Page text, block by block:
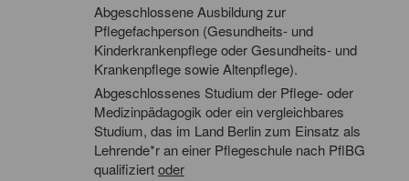
Abgeschlossene Ausbildung zur
Pflegefachperson (Gesundheits- und
Kinderkrankenpflege oder Gesundheits- und
Krankenpflege sowie Altenpflege).
Abgeschlossenes Studium der Pflege- oder
Medizinpädagogik oder ein vergleichbares
Studium, das im Land Berlin zum Einsatz als
Lehrende*r an einer Pflegeschule nach PflBG
qualifiziertoder